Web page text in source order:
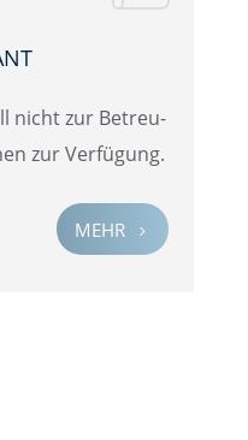
nicht zur Betreu­
zur Verfügung.
MEHR 5